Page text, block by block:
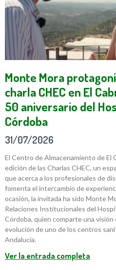
Monte Mora
charla CHEC en El
50 aniversario del
Córdoba
31/07/2026
El Centro de Almacenamiento de El
edición de las Charlas CHEC, un
que acerca a los profesionales de
fomenta el intercambio de
ocasión, la invitada ha sido Monte
Relaciones Institucionales del
Córdoba, quien comparte una
evolución de uno de los centros
Andalucía.
Ver la entrada completa